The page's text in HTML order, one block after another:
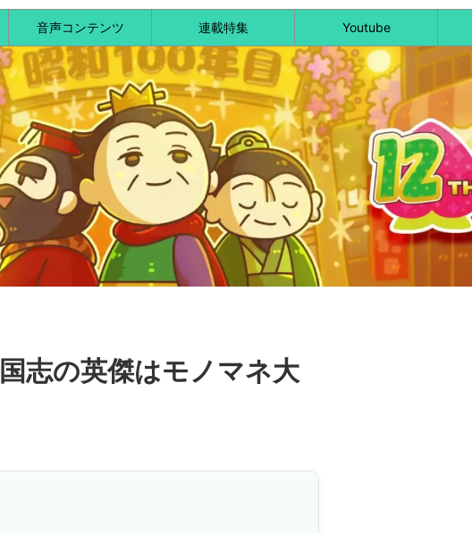
音声コンテンツ 連載特集 Youtube
志の英傑はモノマネ大